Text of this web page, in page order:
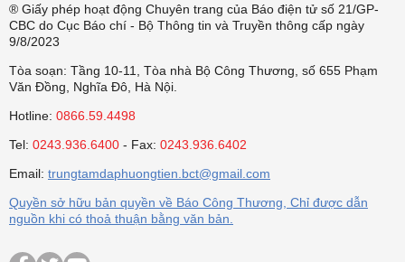
® Giấy phép hoạt động Chuyên trang của Báo điện tử số 21/GP-
CBC do Cục Báo chí - Bộ Thông tin và Truyền thông cấp ngày
9/8/2023
Tòa soạn: Tầng 10-11, Tòa nhà Bộ Công Thương, số 655 Phạm
Văn Đồng, Nghĩa Đô, Hà Nội.
Hotline: 0866.59.4498
Tel: 0243.936.6400 - Fax: 0243.936.6402
Email: trungtamdaphuongtien.bct@gmail.com
Quyền sở hữu bản quyền về Báo Công Thương, Chỉ được dẫn
nguồn khi có thoả thuận bằng văn bản.